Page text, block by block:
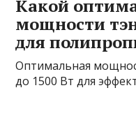
Какой
мощности
для
Оптимальная
до 1500 Вт для